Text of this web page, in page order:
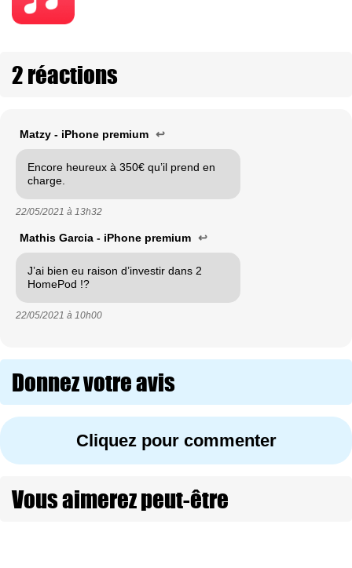
2 réactions
Matzy - iPhone premium ↩
Encore heureux à 350€ qu’il prend en
charge.
22/05/2021 à 13h32
Mathis Garcia - iPhone premium ↩
J’ai bien eu raison d’investir dans 2
HomePod !?
22/05/2021 à 10h00
Donnez votre avis
Cliquez pour commenter
Vous aimerez peut-être